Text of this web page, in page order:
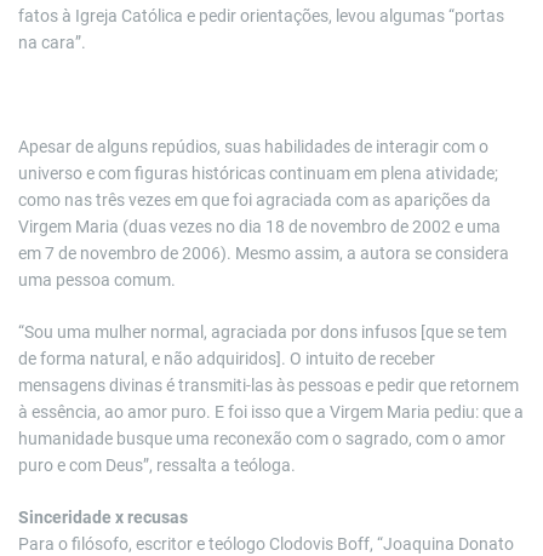
fatos à Igreja Católica e pedir orientações, levou algumas “portas
na cara”.
Apesar de alguns repúdios, suas habilidades de interagir com o
universo e com figuras históricas continuam em plena atividade;
como nas três vezes em que foi agraciada com as aparições da
Virgem Maria (duas vezes no dia 18 de novembro de 2002 e uma
em 7 de novembro de 2006). Mesmo assim, a autora se considera
uma pessoa comum.
“Sou uma mulher normal, agraciada por dons infusos [que se tem
de forma natural, e não adquiridos]. O intuito de receber
mensagens divinas é transmiti-las às pessoas e pedir que retornem
à essência, ao amor puro. E foi isso que a Virgem Maria pediu: que a
humanidade busque uma reconexão com o sagrado, com o amor
puro e com Deus”, ressalta a teóloga.
Sinceridade x recusas
Para o filósofo, escritor e teólogo Clodovis Boff, “Joaquina Donato